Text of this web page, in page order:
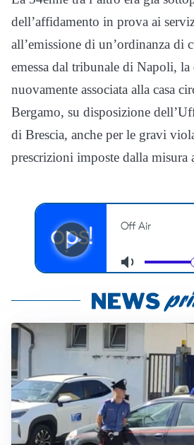
dell’affidamento in prova ai
all’emissione di un’ordinanza di
emessa dal tribunale di Napoli, la
nuovamente associata alla casa
Bergamo, su disposizione
di Brescia, anche per le gravi
prescrizioni imposte dalla misura